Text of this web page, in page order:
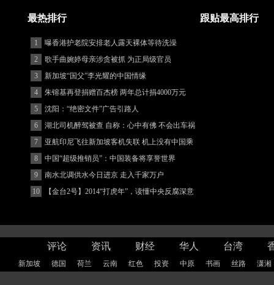
最热排行 跟贴最高排行
1
曝香港护老院安排老人露天裸体等待洗澡
2
歌手曲婉婷母亲涉贪被抓 为正局级官员
3
新加坡“国父”李光耀的中国情缘
4
朱镕基再登捐赠百杰榜 两年总计捐4000万元
5
沈阳：“绝密文件”广告引路人
6
湖北司机醉驾被查 自称：心中有佛 不会出车祸
(图)
7
亚航印尼飞往新加坡客机失联 机上没有中国乘
客
8
中国“超级推销员”：中国装备将享誉世界
9
南水北调供水今日进京 走入千家万户
10
【金台2号】2014“打虎年”，读懂中央反腐深意
评论 资讯 财经 华人 台湾
新加坡 德国 荷兰 云南 红色 投资 中原 书画 丝路 潇湘